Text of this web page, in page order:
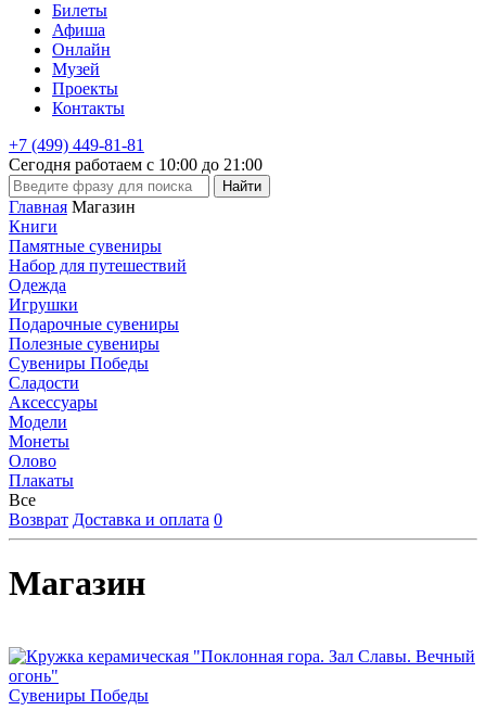
Билеты
Афиша
Онлайн
Музей
Проекты
Контакты
+7 (499) 449-81-81
Сегодня работаем с 10:00 до 21:00
Главная Магазин
Книги
Памятные сувениры
Набор для путешествий
Одежда
Игрушки
Подарочные сувениры
Полезные сувениры
Сувениры Победы
Сладости
Аксессуары
Модели
Монеты
Олово
Плакаты
Все
Возврат Доставка и оплата 0
Магазин
Сувениры Победы